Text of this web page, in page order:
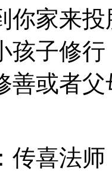
你家来
孩子修
善或者
喜法师